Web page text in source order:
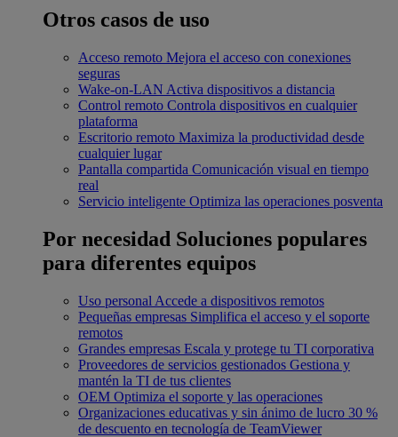
Otros casos de uso
Acceso remoto Mejora el acceso con conexiones
seguras
Wake-on-LAN Activa dispositivos a distancia
Control remoto Controla dispositivos en cualquier
plataforma
Escritorio remoto Maximiza la productividad desde
cualquier lugar
Pantalla compartida Comunicación visual en tiempo
real
Servicio inteligente Optimiza las operaciones posventa
Por necesidad Soluciones populares
para diferentes equipos
Uso personal Accede a dispositivos remotos
Pequeñas empresas Simplifica el acceso y el soporte
remotos
Grandes empresas Escala y protege tu TI corporativa
Proveedores de servicios gestionados Gestiona y
mantén la TI de tus clientes
OEM Optimiza el soporte y las operaciones
Organizaciones educativas y sin ánimo de lucro 30 %
de descuento en tecnología de TeamViewer